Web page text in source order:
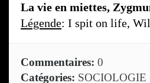
La vie en miettes,
Légende: I spit on life,
Commentaires: 0
Catégories: SOCIOLOGIE